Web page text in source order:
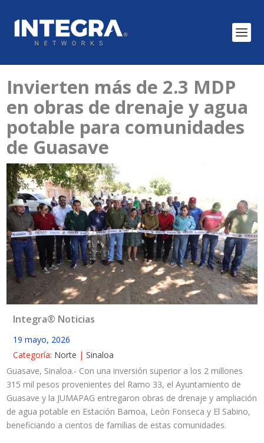
Invierten más de 2.3 MDP
en obras de drenaje y agua
potable para comunidades
de Guasave
Integra® Noticias
19 mayo, 2026
Categoría: Norte |Sinaloa
Guasave, Sinaloa.- Con una inversión superior a los 2 millones
315 mil pesos provenientes del Ramo 33, el Ayuntamiento de
Guasave y la JUMAPAG entregaron obras de drenaje y ampliación
de agua potable en Estación Bamoa, León Fonseca y El Sabino,
beneficiando a cientos de familias de estas comunidades.